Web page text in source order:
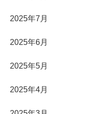
2025年7月
2025年6月
2025年5月
2025年4月